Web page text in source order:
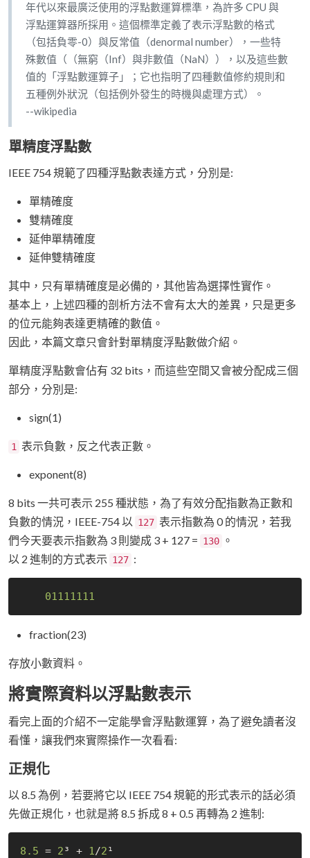
年代以來最廣泛使用的浮點數運算標準，為許多 CPU 與
浮點運算器所採用。這個標準定義了表示浮點數的格式
（包括負零-0）與反常值（denormal number），一些特
殊數值（（無窮（Inf）與非數值（NaN）），以及這些數
值的「浮點數運算子」；它也指明了四種數值修約規則和
五種例外狀況（包括例外發生的時機與處理方式）。
--wikipedia
單精度浮點數
IEEE 754 規範了四種浮點數表達方式，分別是:
單精確度
雙精確度
延伸單精確度
延伸雙精確度
其中，只有單精確度是必備的，其他皆為選擇性實作。
基本上，上述四種的剖析方法不會有太大的差異，只是更多
的位元能夠表達更精確的數值。
因此，本篇文章只會針對單精度浮點數做介紹。
單精度浮點數會佔有 32 bits，而這些空間又會被分配成三個
部分，分別是:
sign(1)
1 表示負數，反之代表正數。
exponent(8)
8 bits 一共可表示 255 種狀態，為了有效分配指數為正數和
負數的情況，IEEE-754 以 127 表示指數為 0 的情況，若我
們今天要表示指數為 3 則變成 3 + 127 = 130 。
以 2 進制的方式表示 127 :
01111111
fraction(23)
存放小數資料。
將實際資料以浮點數表示
看完上面的介紹不一定能學會浮點數運算，為了避免讀者沒
看懂，讓我們來實際操作一次看看:
正規化
以 8.5 為例，若要將它以 IEEE 754 規範的形式表示的話必須
先做正規化，也就是將 8.5 拆成 8 + 0.5 再轉為 2 進制:
8.5 = 2³ + 1/2